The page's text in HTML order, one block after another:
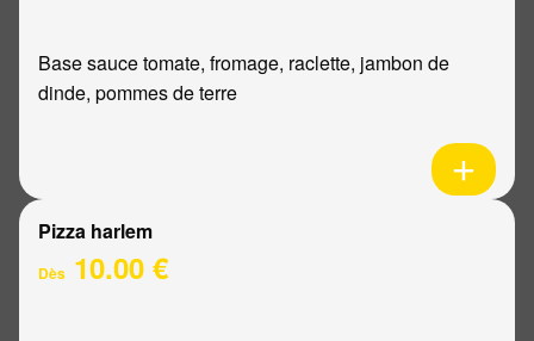
Base sauce tomate, fromage, raclette, jambon de
dinde, pommes de terre
Pizza harlem
Dès 10.00 €